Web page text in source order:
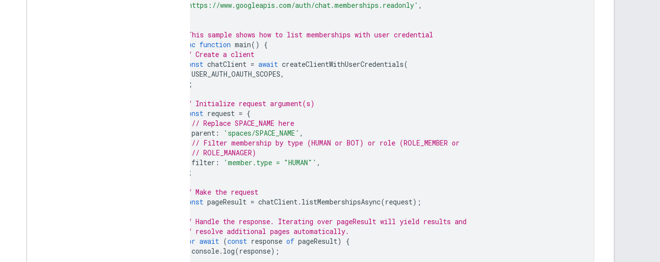
'https://www.googleapis.com/auth/chat.memberships.readonly' ,
// This sample shows how to list memberships with user credential
async function main()
{
// Create a client
const chatClient = await createClientWithUserCredentials(
USER_AUTH_OAUTH_SCOPES,
);
// Initialize request argument(s)
const request = {
// Replace SPACE_NAME here
parent : 'spaces/SPACE_NAME' ,
// Filter membership by type (HUMAN or BOT) or role (ROLE_MEMBER or
// ROLE_MANAGER)
filter : 'member.type = "HUMAN"' ,
};
// Make the request
const pageResult = chatClient. listMembershipsAsync(request);
// Handle the response. Iterating over pageResult will yield results and
// resolve additional pages automatically.
for await (const response of pageResult)
{
console. log(response);